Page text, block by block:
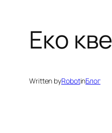
Еко
Written byRobotinБлог